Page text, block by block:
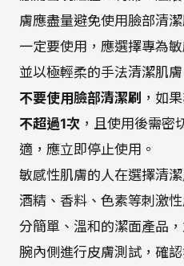
膚應盡量避免使用臉部清
一定要使用，應選擇專為
並以極輕柔的手法清潔肌膚
不要使用臉部清潔刷 ，如
不超過1次 ，且使用後需密
適，應立即停止使用。
敏感性肌膚的人在選擇清
酒精、香料、色素等刺激
分簡單、溫和的潔面產品
腕內側進行皮膚測試，確